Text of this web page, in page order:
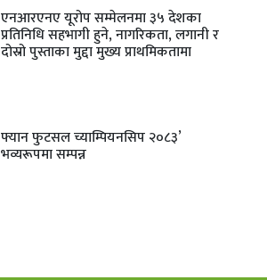
एनआरएनए यूरोप सम्मेलनमा ३५ देशका
प्रतिनिधि सहभागी हुने, नागरिकता, लगानी र
दोस्रो पुस्ताका मुद्दा मुख्य प्राथमिकतामा
फ्यान फुटसल च्याम्पियनसिप २०८३’
भव्यरूपमा सम्पन्न